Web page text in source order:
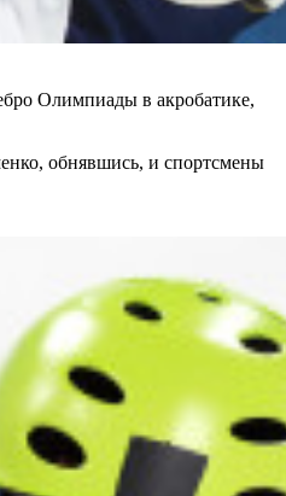
Олимпиады в акробатике,
обнявшись, и спортсмены